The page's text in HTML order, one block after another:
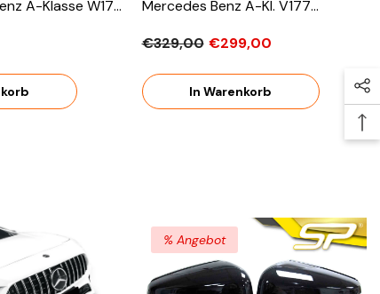
A-Klasse W177
Mercedes Benz A-Kl. V177
ABE
€329,00 €299,00
In Warenkorb
% Angebot